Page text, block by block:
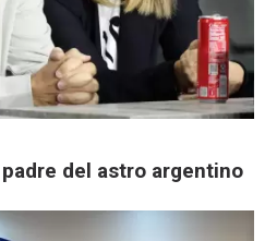
del astro argentino